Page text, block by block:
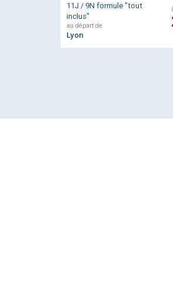
11J / 9N formule "tout
inclus"
au départ de
Lyon